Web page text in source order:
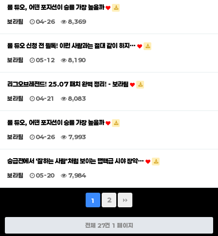
롤 듀오, 어떤 포지션이 승률 가장 높을까
보라팀 04-26 8,369
롤 듀오 신청 전 필독! 이런 사람과는 절대 같이 하지…
보라팀 05-12 8,190
리그오브레전드! 25.07 패치 완벽 정리! - 보라팀
보라팀 04-21 8,083
롤 듀오, 어떤 포지션이 승률 가장 높을까
보라팀 04-26 7,993
승급전에서 '잘하는 사람'처럼 보이는 맵핵급 시야 장악…
보라팀 05-20 7,984
1 2
전체 27건 1 페이지